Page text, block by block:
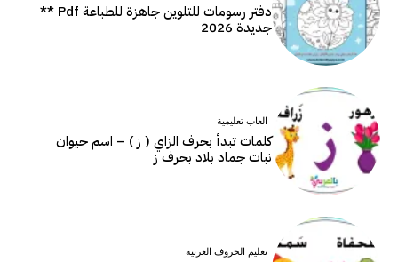
دفتر رسومات للتلوين جاهزة للطباعة Pdf **
جديدة 2026
العاب تعليمية
كلمات تبدأ بحرف الزاي ( ز ) – اسم حيوان
نبات جماد بلاد بحرف ز
تعليم الحروف العربية